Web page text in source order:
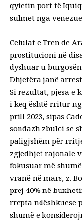
qytetin port të
sulmet nga
Celulat e Tren de
prostitucioni në
dyshuar u
Dhjetëra janë
Si rezultat, pjesa e
i keq është rritur
prill 2023, sipas
sondazh zbuloi se
paligjshëm për
zgjedhjet rajonale
fokusuar më
vranë në mars, z.
prej 40% në
rrepta ndëshkuese
shumë e